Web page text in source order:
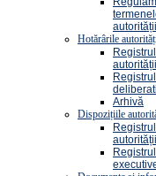
Hotărârile
Arhivă
Dispozițiile